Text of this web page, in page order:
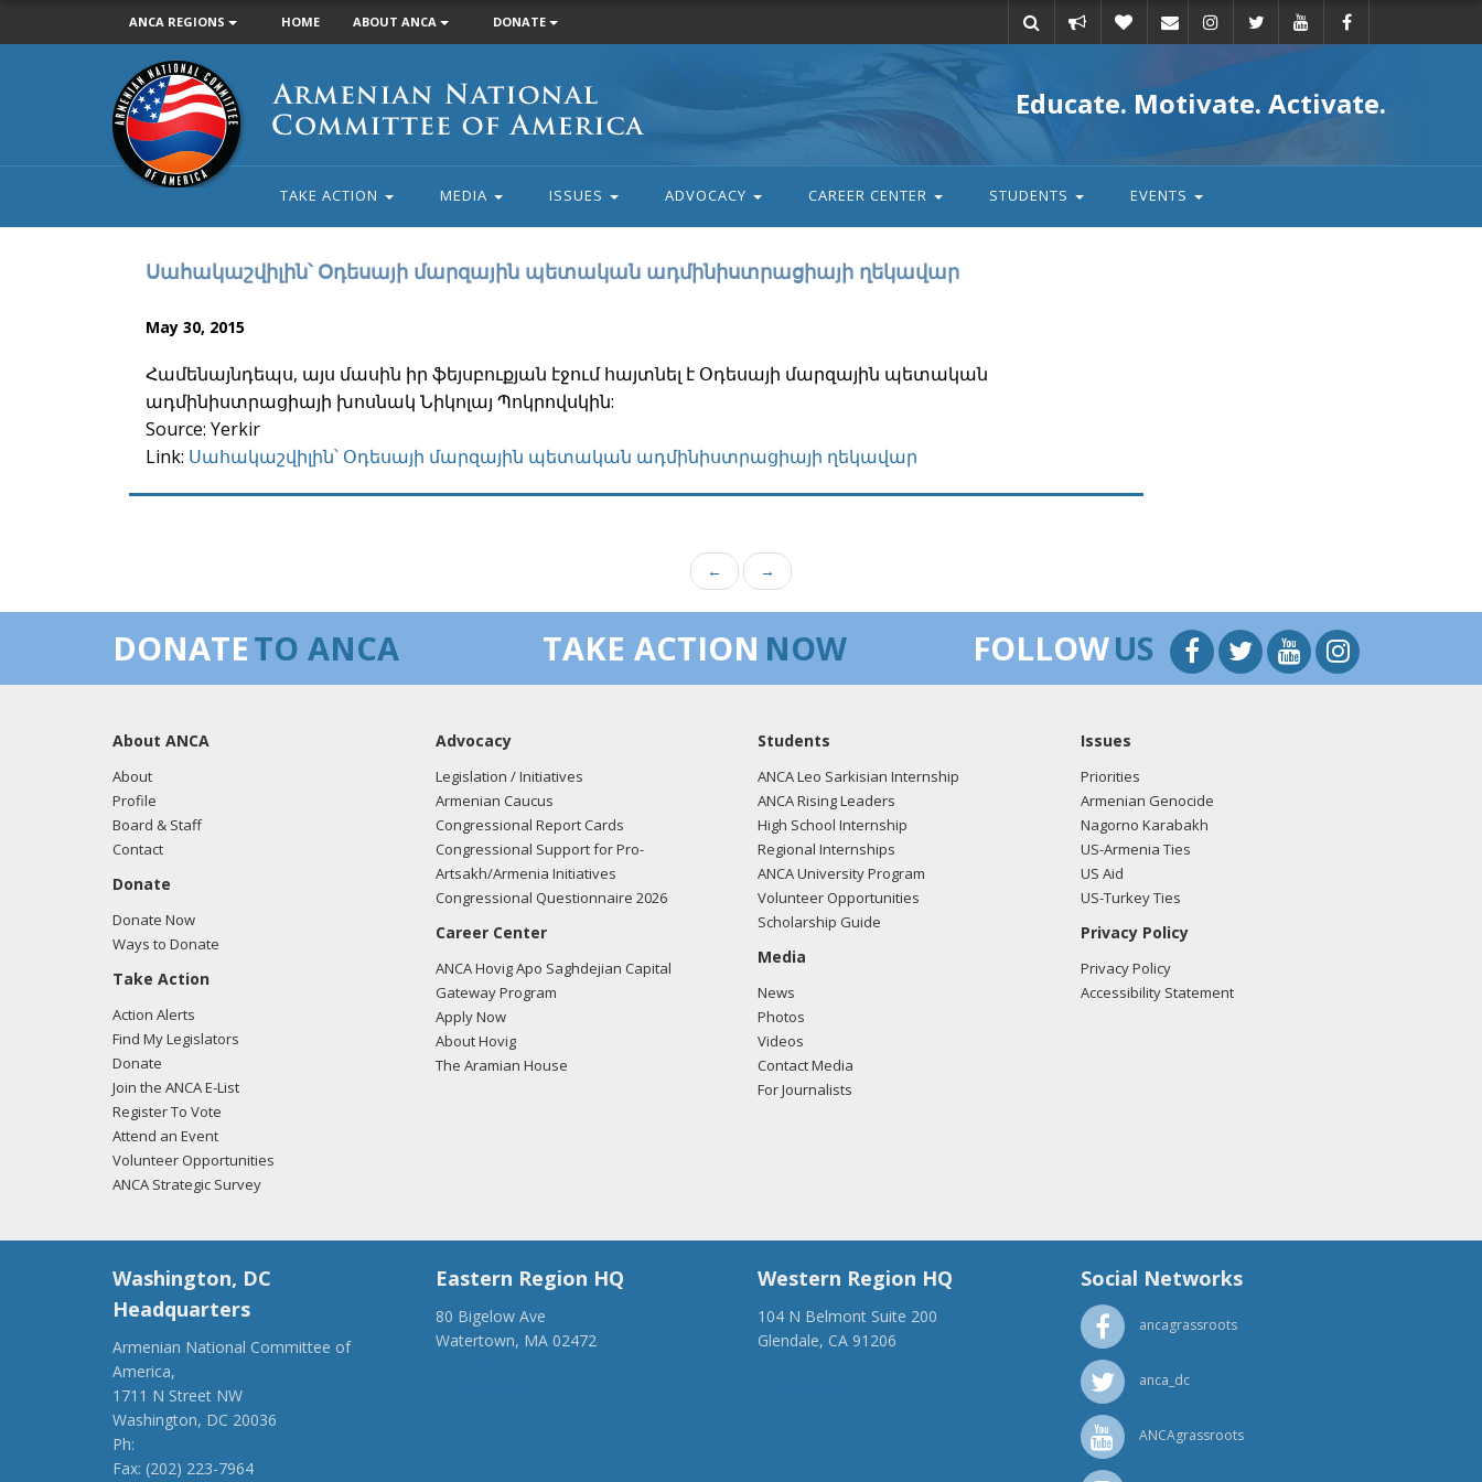
ANCA REGIONS HOME ABOUT ANCA DONATE
action
Armenian
National
Committee
of
America
Educate. Motivate. Activate.
TAKE ACTION MEDIA ISSUES ADVOCACY CAREER CENTER STUDENTS EVENTS
Սահակաշվիլին՝ Օդեսայի մարզային պետական ադմինիստրացիայի ղեկավար
May 30, 2015
Համենայնդեպս, այս մասին իր ֆեյսբուքյան էջում հայտնել է Օդեսայի մարզային պետական
ադմինիստրացիայի խոսնակ Նիկոլայ Պոկրովսկին:
Source: Yerkir
Link: Սահակաշվիլին՝ Օդեսայի մարզային պետական ադմինիստրացիայի ղեկավար
← →
DONATETO ANCA TAKE ACTION NOW FOLLOWUS
About ANCA
About
Profile
Board & Staff
Contact
Donate
Donate Now
Ways to Donate
Take Action
Action Alerts
Find My Legislators
Donate
Join the ANCA E-List
Register To Vote
Attend an Event
Volunteer Opportunities
ANCA Strategic Survey
Advocacy
Legislation / Initiatives
Armenian Caucus
Congressional Report Cards
Congressional Support for Pro-
Artsakh/Armenia Initiatives
Congressional Questionnaire 2026
Career Center
ANCA Hovig Apo Saghdejian Capital
Gateway Program
Apply Now
About Hovig
The Aramian House
Students
ANCA Leo Sarkisian Internship
ANCA Rising Leaders
High School Internship
Regional Internships
ANCA University Program
Volunteer Opportunities
Scholarship Guide
Media
News
Photos
Videos
Contact Media
For Journalists
Issues
Priorities
Armenian Genocide
Nagorno Karabakh
US-Armenia Ties
US Aid
US-Turkey Ties
Privacy Policy
Privacy Policy
Accessibility Statement
Washington, DC
Headquarters
Armenian National Committee of
America,
1711 N Street NW
Washington, DC 20036
Ph:
Fax: (202) 223-7964
Eastern Region HQ
80 Bigelow Ave
Watertown, MA 02472
Western Region HQ
104 N Belmont Suite 200
Glendale, CA 91206
Social Networks
ancagrassroots
anca_dc
ANCAgrassroots